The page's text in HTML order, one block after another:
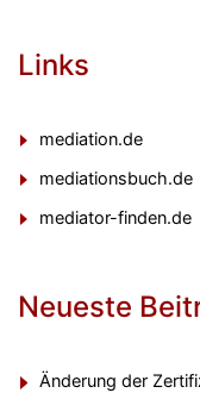
Links
mediation.de
mediationsbuch.de
mediator-finden.de
Neueste
Änderung der